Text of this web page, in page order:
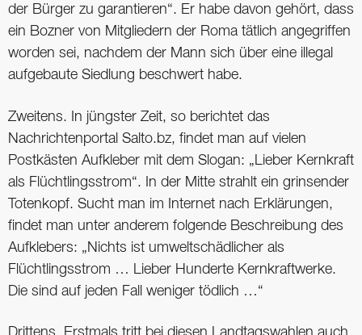
der Bürger zu garantieren“. Er habe davon gehört, dass
ein Bozner von Mitgliedern der Roma tätlich angegriffen
worden sei, nachdem der Mann sich über eine illegal
aufgebaute Siedlung beschwert habe.
Zweitens. In jüngster Zeit, so berichtet das
Nachrichtenportal Salto.bz, findet man auf vielen
Postkästen Aufkleber mit dem Slogan: „Lieber Kernkraft
als Flüchtlingsstrom“. In der Mitte strahlt ein grinsender
Totenkopf. Sucht man im Internet nach Erklärungen,
findet man unter anderem folgende Beschreibung des
Aufklebers: „Nichts ist umweltschädlicher als
Flüchtlingsstrom … Lieber Hunderte Kernkraftwerke.
Die sind auf jeden Fall weniger tödlich …“